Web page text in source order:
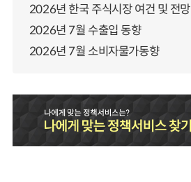
2026년 한국 주식시장 여건 및 전망
2026년 7월 수출입 동향
2026년 7월 소비자물가동향